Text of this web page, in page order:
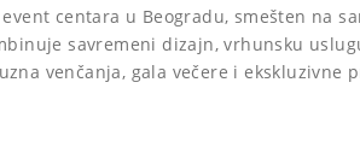
centara u Beogradu, smešten na
savremeni dizajn, vrhunsku
venčanja, gala večere i ekskluzivne